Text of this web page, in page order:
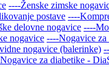
----Ženske zimske
postave ----
delovne nogavice ----
nogavice ----Nogavice za
nogavice (balerinke)
za diabetike -